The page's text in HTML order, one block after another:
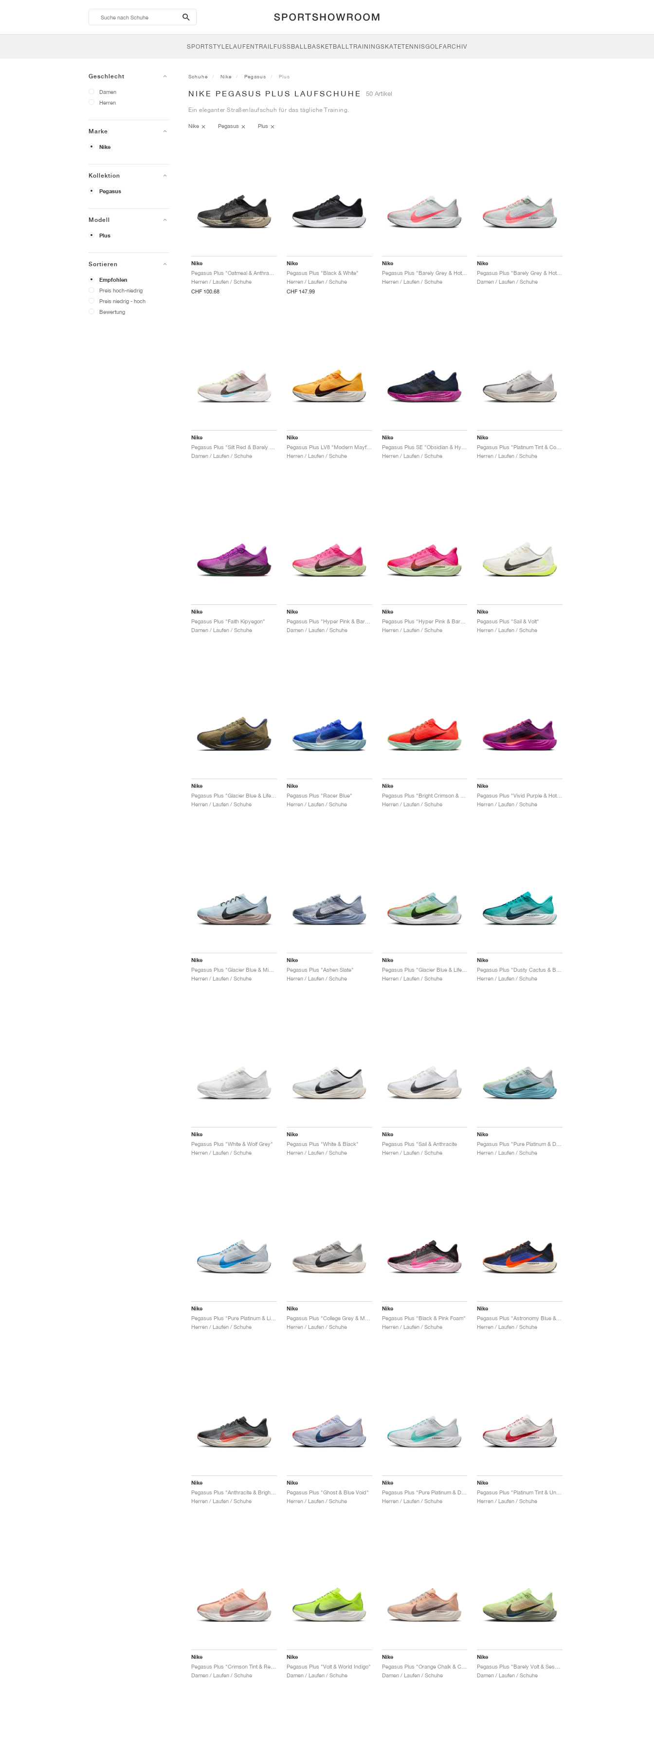
search-
btn
SPORTSTYLELAUFENTRAILFUSSBALL BASKETBALLTRAININGSKATETENNISGOLFARCHIV
Geschlecht
Damen
Herren
Marke
Nike
Kollektion
Pegasus
Modell
Plus
Sortieren
Empfohlen
Preis hoch-niedrig
Preis niedrig - hoch
Bewertung
Schuhe Nike Pegasus Plus
NIKE PEGASUS PLUS LAUFSCHUHE 50 Artikel
Ein eleganter Straßenlaufschuh für das tägliche Training.
Nike Pegasus Plus
Nike
Herren / Laufen / Schuhe
CHF 100.68
Nike
Pegasus Plus "Black & White"
Herren / Laufen / Schuhe
CHF 147.99
Nike
Pegasus Plus "Barely Grey & Hot Punch"
Herren / Laufen / Schuhe
Nike
Damen / Laufen / Schuhe
Nike
Damen / Laufen / Schuhe
Nike
Pegasus Plus LV8 "Modern Mayfly"
Herren / Laufen / Schuhe
Nike
Pegasus Plus SE "Obsidian & Hyper Violet"
Herren / Laufen / Schuhe
Nike
Herren / Laufen / Schuhe
Nike
Pegasus Plus "Faith Kipyegon"
Damen / Laufen / Schuhe
Nike
Pegasus Plus "Hyper Pink & Barely Volt"
Damen / Laufen / Schuhe
Nike
Pegasus Plus "Hyper Pink & Barely Volt"
Herren / Laufen / Schuhe
Nike
Pegasus Plus "Sail & Volt"
Herren / Laufen / Schuhe
Nike
Herren / Laufen / Schuhe
Nike
Pegasus Plus "Racer Blue"
Herren / Laufen / Schuhe
Nike
Herren / Laufen / Schuhe
Nike
Herren / Laufen / Schuhe
Nike
Herren / Laufen / Schuhe
Nike
Pegasus Plus "Ashen Slate"
Herren / Laufen / Schuhe
Nike
Pegasus Plus "Glacier Blue & Life Lime"
Herren / Laufen / Schuhe
Nike
Herren / Laufen / Schuhe
Nike
Pegasus Plus "White & Wolf Grey"
Herren / Laufen / Schuhe
Nike
Pegasus Plus "White & Black"
Herren / Laufen / Schuhe
Nike
Pegasus Plus "Sail & Anthracite
Herren / Laufen / Schuhe
Nike
Herren / Laufen / Schuhe
Nike
Herren / Laufen / Schuhe
Nike
Herren / Laufen / Schuhe
Nike
Pegasus Plus "Black & Pink Foam"
Herren / Laufen / Schuhe
Nike
Herren / Laufen / Schuhe
Nike
Herren / Laufen / Schuhe
Nike
Pegasus Plus "Ghost & Blue Void"
Herren / Laufen / Schuhe
Nike
Pegasus Plus "Pure Platinum & Dusty Cactus"
Herren / Laufen / Schuhe
Nike
Herren / Laufen / Schuhe
Nike
Damen / Laufen / Schuhe
Nike
Pegasus Plus "Volt & World Indigo"
Damen / Laufen / Schuhe
Nike
Pegasus Plus "Orange Chalk & Cave Stone"
Damen / Laufen / Schuhe
Nike
Damen / Laufen / Schuhe